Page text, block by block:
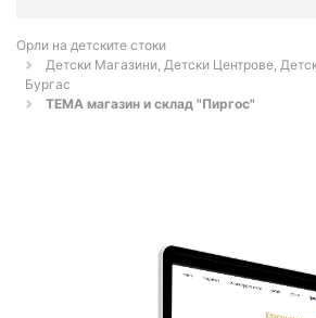
Орли на детските стоки
Детски Магазини, Детски Центрове,
Бургас
ТЕМА магазин и склад "Пиргос"